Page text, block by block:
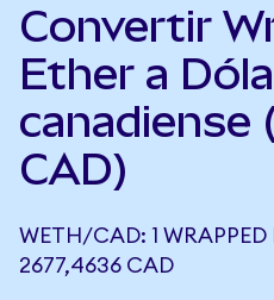
Convertir
Ether a
canadiense
CAD)
WETH/CAD: 1 WRAPPED
2677,4636 CAD